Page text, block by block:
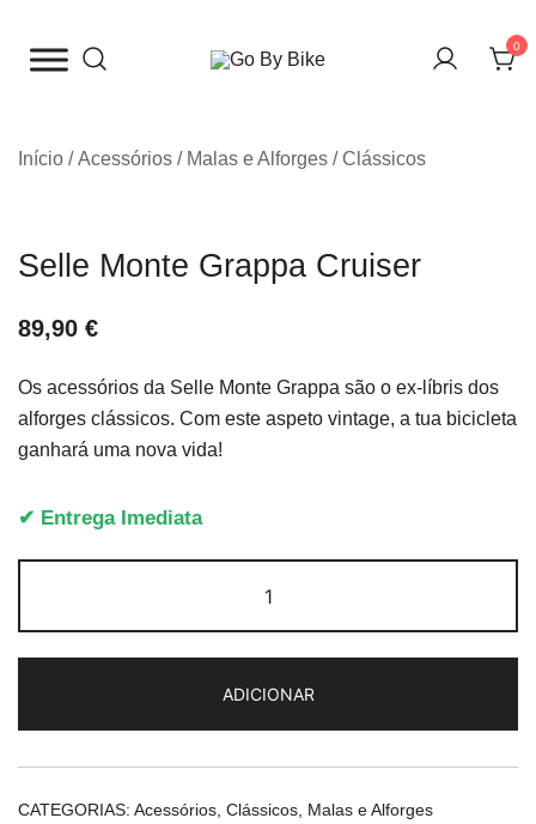
para
0
Início /Acessórios / Malas e Alforges /Clássicos
Selle Monte Grappa Cruiser
89,90 €
Os acessórios da Selle Monte Grappa são o ex-líbris dos
alforges clássicos. Com este aspeto vintage, a tua bicicleta
ganhará uma nova vida!
✔ Entrega Imediata
de
Selle
Grappa
Cruiser
ADICIONAR
CATEGORIAS: Acessórios Clássicos Malas e Alforges